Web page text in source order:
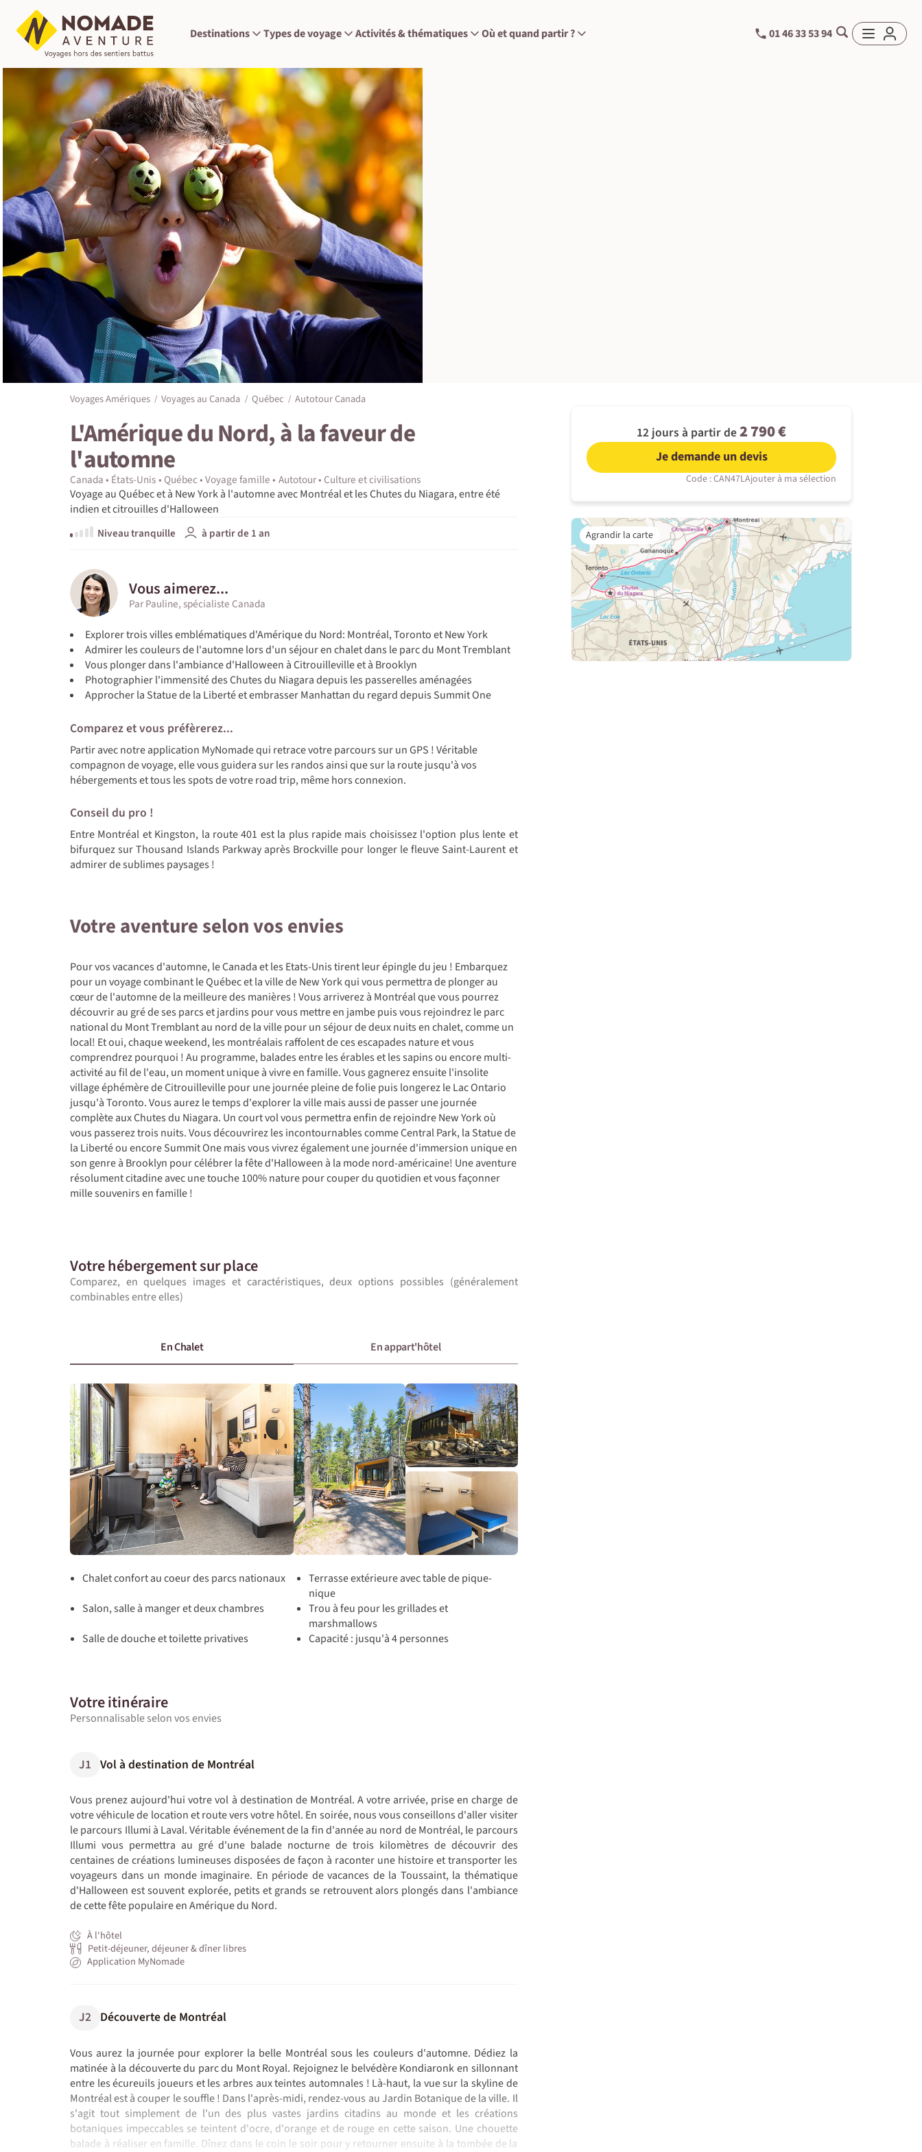
Destinations Types de voyage Activités & thématiques Où et quand partir ? 01 46 33 53 94
Voyages Amériques Voyages au Canada Québec Autotour Canada
L'Amérique du Nord, à la faveur de
l'automne
Canada États-Unis Québec Voyage famille Autotour Culture et civilisations
Voyage au Québec et à New York à l'automne avec Montréal et les Chutes du Niagara, entre été
indien et citrouilles d'Halloween
Niveau tranquille
à partir de 1 an
12 jours à partir de2 790 €
Je demande un devis
Code : CAN47LAjouter à ma sélection
Vous aimerez...
Par Pauline, spécialiste Canada
Explorer trois villes emblématiques d'Amérique du Nord: Montréal, Toronto et New York
Admirer les couleurs de l'automne lors d'un séjour en chalet dans le parc du Mont Tremblant
Vous plonger dans l'ambiance d'Halloween à Citrouilleville et à Brooklyn
Photographier l'immensité des Chutes du Niagara depuis les passerelles aménagées
Approcher la Statue de la Liberté et embrasser Manhattan du regard depuis Summit One
Comparez et vous préfèrerez...
Partir avec notre application MyNomade qui retrace votre parcours sur un GPS ! Véritable
compagnon de voyage, elle vous guidera sur les randos ainsi que sur la route jusqu'à vos
hébergements et tous les spots de votre road trip, même hors connexion.
Conseil du pro !
Entre Montréal et Kingston, la route 401 est la plus rapide mais choisissez l'option plus lente et
bifurquez sur Thousand Islands Parkway après Brockville pour longer le fleuve Saint-Laurent et
admirer de sublimes paysages !
Votre aventure selon vos envies
Pour vos vacances d'automne, le Canada et les Etats-Unis tirent leur épingle du jeu ! Embarquez
pour un voyage combinant le Québec et la ville de New York qui vous permettra de plonger au
cœur de l'automne de la meilleure des manières ! Vous arriverez à Montréal que vous pourrez
découvrir au gré de ses parcs et jardins pour vous mettre en jambe puis vous rejoindrez le parc
national du Mont Tremblant au nord de la ville pour un séjour de deux nuits en chalet, comme un
local! Et oui, chaque weekend, les montréalais raffolent de ces escapades nature et vous
comprendrez pourquoi ! Au programme, balades entre les érables et les sapins ou encore multi-
activité au fil de l'eau, un moment unique à vivre en famille. Vous gagnerez ensuite l'insolite
village éphémère de Citrouilleville pour une journée pleine de folie puis longerez le Lac Ontario
jusqu'à Toronto. Vous aurez le temps d'explorer la ville mais aussi de passer une journée
complète aux Chutes du Niagara. Un court vol vous permettra enfin de rejoindre New York où
vous passerez trois nuits. Vous découvrirez les incontournables comme Central Park, la Statue de
la Liberté ou encore Summit One mais vous vivrez également une journée d'immersion unique en
son genre à Brooklyn pour célébrer la fête d'Halloween à la mode nord-américaine! Une aventure
résolument citadine avec une touche 100% nature pour couper du quotidien et vous façonner
mille souvenirs en famille !
Votre hébergement sur place
Comparez, en quelques images et caractéristiques, deux options possibles (généralement
combinables entre elles)
En Chalet En appart'hôtel
Chalet confort au coeur des parcs nationaux
Terrasse extérieure avec table de pique-
nique
Salon, salle à manger et deux chambres
Trou à feu pour les grillades et
marshmallows
Salle de douche et toilette privatives
Capacité : jusqu'à 4 personnes
Votre itinéraire
Personnalisable selon vos envies
J1 Vol à destination de Montréal
Vous prenez aujourd'hui votre vol à destination de Montréal. A votre arrivée, prise en charge de
votre véhicule de location et route vers votre hôtel. En soirée, nous vous conseillons d'aller visiter
le parcours Illumi à Laval. Véritable événement de la fin d'année au nord de Montréal, le parcours
Illumi vous permettra au gré d'une balade nocturne de trois kilomètres de découvrir des
centaines de créations lumineuses disposées de façon à raconter une histoire et transporter les
voyageurs dans un monde imaginaire. En période de vacances de la Toussaint, la thématique
d'Halloween est souvent explorée, petits et grands se retrouvent alors plongés dans l'ambiance
de cette fête populaire en Amérique du Nord.
À l'hôtel
Petit-déjeuner, déjeuner & dîner libres
Application MyNomade
J2 Découverte de Montréal
Vous aurez la journée pour explorer la belle Montréal sous les couleurs d'automne. Dédiez la
matinée à la découverte du parc du Mont Royal. Rejoignez le belvédère Kondiaronk en sillonnant
entre les écureuils joueurs et les arbres aux teintes automnales ! Là-haut, la vue sur la skyline de
Montréal est à couper le souffle ! Dans l'après-midi, rendez-vous au Jardin Botanique de la ville. Il
s'agit tout simplement de l'un des plus vastes jardins citadins au monde et les créations
botaniques impeccables se teintent d'ocre, d'orange et de rouge en cette saison. Une chouette
balade à réaliser en famille. Dînez dans le coin le soir pour y retourner ensuite à la tombée de la